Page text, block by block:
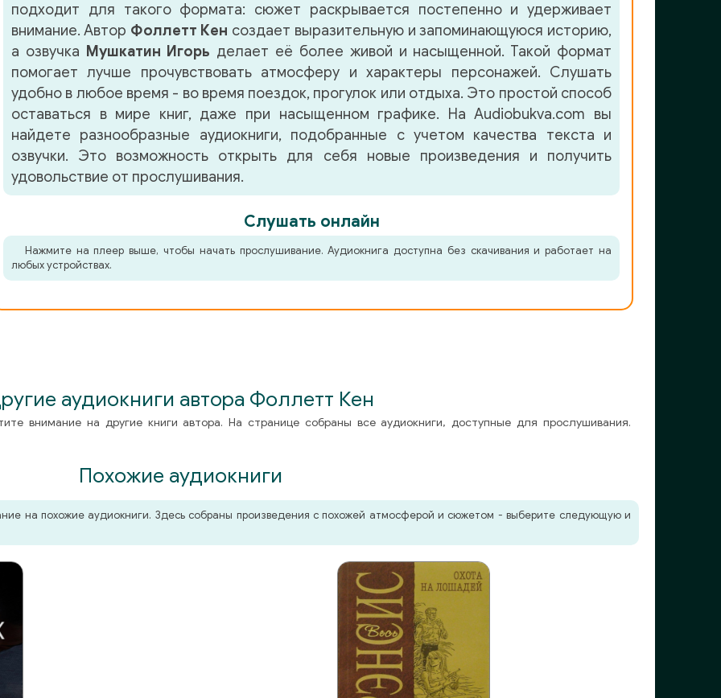
подходит для такого формата: сюжет раскрывается постепенно и удерживает
внимание. Автор Фоллетт Кен создает выразительную и запоминающуюся историю,
а озвучка Мушкатин Игорь делает её более живой и насыщенной. Такой формат
помогает лучше прочувствовать атмосферу и характеры персонажей. Слушать
удобно в любое время - во время поездок, прогулок или отдыха. Это простой способ
оставаться в мире книг, даже при насыщенном графике. На Audiobukva.com вы
найдете разнообразные аудиокниги, подобранные с учетом качества текста и
озвучки. Это возможность открыть для себя новые произведения и получить
удовольствие от прослушивания.
Слушать онлайн
Нажмите на плеер выше, чтобы начать прослушивание. Аудиокнига доступна без скачивания и работает на
любых устройствах.
аудиокниги автора Фоллетт Кен
внимание на другие книги автора. На странице собраны все аудиокниги, доступные для прослушивания.
Похожие аудиокниги
на похожие аудиокниги. Здесь собраны произведения с похожей атмосферой и сюжетом - выберите следующую и